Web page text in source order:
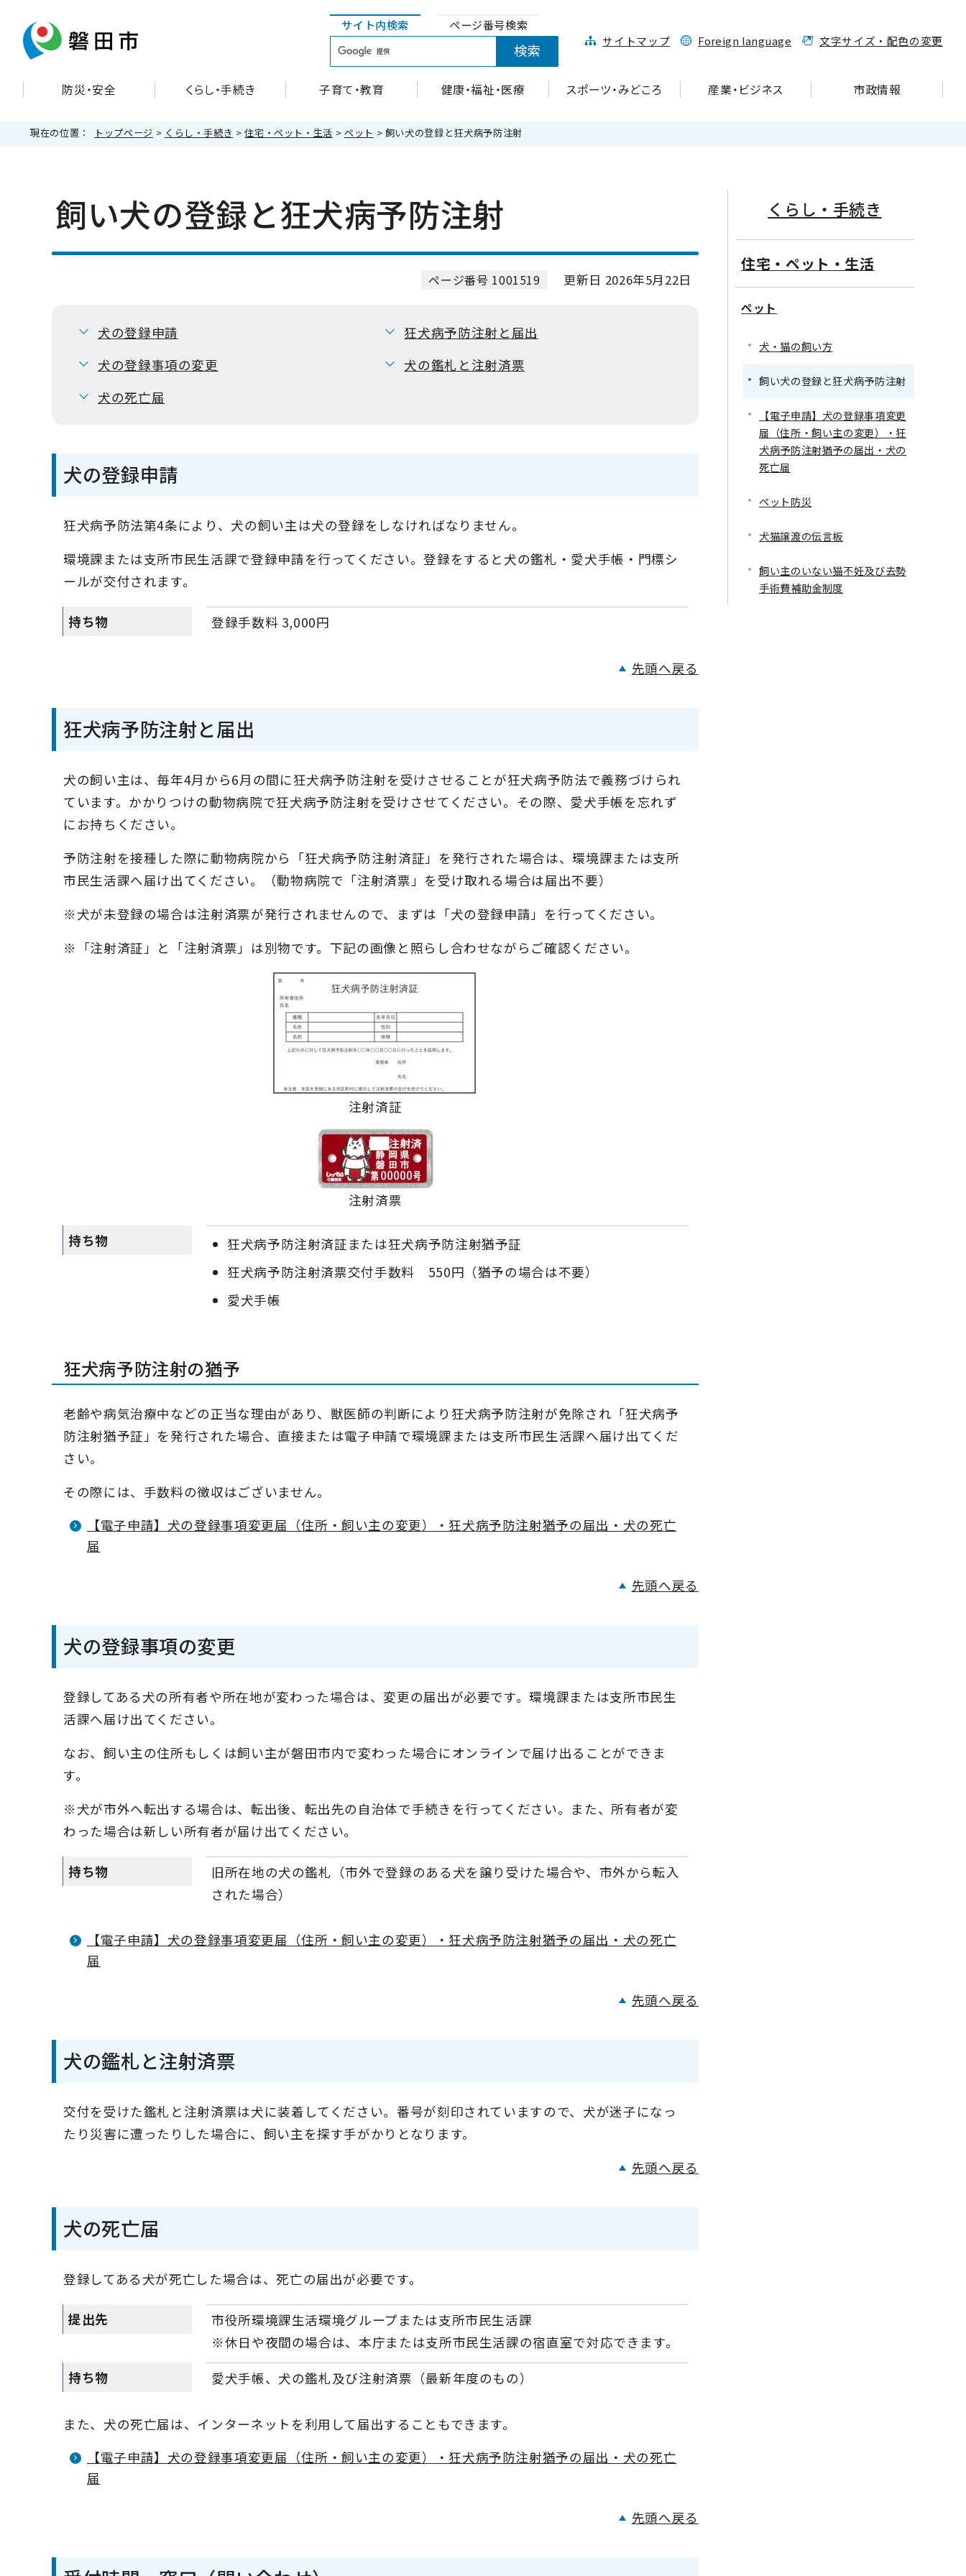
サイト内検索
ページ番号検索
サイトマップ
Foreign language 文字サイズ・配色の変更
防災・安全 くらし・手続き 子育て・教育 健康・福祉・医療 スポーツ・みどころ 産業・ビジネス 市政情報
現在の位置： トップページ > くらし・手続き >住宅・ペット・生活 > ペット > 飼い犬の登録と狂犬病予防注射
飼い犬の登録と狂犬病予防注射
ページ番号 1001519 更新日 2026年5月22日
犬の登録申請
狂犬病予防注射と届出
犬の登録事項の変更
犬の鑑札と注射済票
犬の死亡届
犬の登録申請
狂犬病予防法第4条により、犬の飼い主は犬の登録をしなければなりません。
環境課または支所市民生活課で登録申請を行ってください。登録をすると犬の鑑札・愛犬手帳・門標シ
ールが交付されます。
持ち物 登録手数料 3,000円
先頭へ戻る
狂犬病予防注射と届出
犬の飼い主は、毎年4月から6月の間に狂犬病予防注射を受けさせることが狂犬病予防法で義務づけられ
ています。かかりつけの動物病院で狂犬病予防注射を受けさせてください。その際、愛犬手帳を忘れず
にお持ちください。
予防注射を接種した際に動物病院から「狂犬病予防注射済証」を発行された場合は、環境課または支所
市民生活課へ届け出てください。（動物病院で「注射済票」を受け取れる場合は届出不要）
※犬が未登録の場合は注射済票が発行されませんので、まずは「犬の登録申請」を行ってください。
※「注射済証」と「注射済票」は別物です。下記の画像と照らし合わせながらご確認ください。
注射済証
注射済票
持ち物
狂犬病予防注射済証または狂犬病予防注射猶予証
狂犬病予防注射済票交付手数料 550円（猶予の場合は不要）
愛犬手帳
狂犬病予防注射の猶予
老齢や病気治療中などの正当な理由があり、獣医師の判断により狂犬病予防注射が免除され「狂犬病予
防注射猶予証」を発行された場合、直接または電子申請で環境課または支所市民生活課へ届け出てくだ
さい。
その際には、手数料の徴収はございません。
【電子申請】犬の登録事項変更届（住所・飼い主の変更）・狂犬病予防注射猶予の届出・犬の死亡
届
先頭へ戻る
犬の登録事項の変更
登録してある犬の所有者や所在地が変わった場合は、変更の届出が必要です。環境課または支所市民生
活課へ届け出てください。
なお、飼い主の住所もしくは飼い主が磐田市内で変わった場合にオンラインで届け出ることができま
す。
※犬が市外へ転出する場合は、転出後、転出先の自治体で手続きを行ってください。また、所有者が変
わった場合は新しい所有者が届け出てください。
持ち物
旧所在地の犬の鑑札（市外で登録のある犬を譲り受けた場合や、市外から転入
された場合）
【電子申請】犬の登録事項変更届（住所・飼い主の変更）・狂犬病予防注射猶予の届出・犬の死亡
届
先頭へ戻る
犬の鑑札と注射済票
交付を受けた鑑札と注射済票は犬に装着してください。番号が刻印されていますので、犬が迷子になっ
たり災害に遭ったりした場合に、飼い主を探す手がかりとなります。
先頭へ戻る
犬の死亡届
登録してある犬が死亡した場合は、死亡の届出が必要です。
提出先
市役所環境課生活環境グループまたは支所市民生活課
※休日や夜間の場合は、本庁または支所市民生活課の宿直室で対応できます。
持ち物
愛犬手帳、犬の鑑札及び注射済票（最新年度のもの）
また、犬の死亡届は、インターネットを利用して届出することもできます。
【電子申請】犬の登録事項変更届（住所・飼い主の変更）・狂犬病予防注射猶予の届出・犬の死亡
届
先頭へ戻る
くらし・手続き
住宅・ペット・生活
ペット
犬・猫の飼い方
飼い犬の登録と狂犬病予防注射
【電子申請】犬の登録事項変更
届（住所・飼い主の変更）・狂
犬病予防注射猶予の届出・犬の
死亡届
ペット防災
犬猫譲渡の伝言板
飼い主のいない猫不妊及び去勢
手術費補助金制度